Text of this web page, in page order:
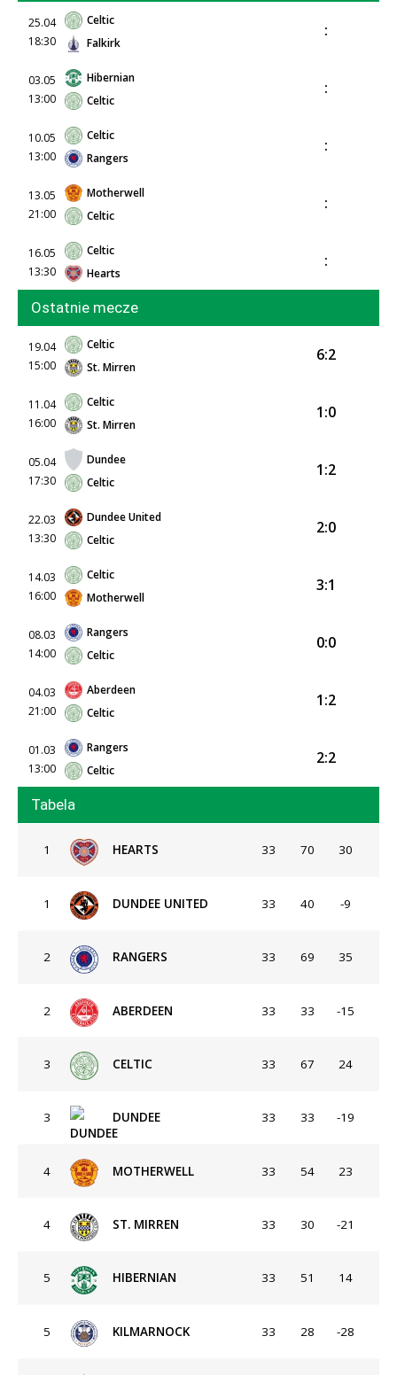
25.04
18:30
Celtic
Falkirk
:
03.05
13:00
Hibernian
Celtic
:
10.05
13:00
Celtic
Rangers
:
13.05
21:00
Motherwell
Celtic
:
16.05
13:30
Celtic
Hearts
:
Ostatnie mecze
19.04
15:00
Celtic
St. Mirren
6:2
11.04
16:00
Celtic
St. Mirren
1:0
05.04
17:30
Dundee
Celtic
1:2
22.03
13:30
Dundee United
Celtic
2:0
14.03
16:00
Celtic
Motherwell
3:1
08.03
14:00
Rangers
Celtic
0:0
04.03
21:00
Aberdeen
Celtic
1:2
01.03
13:00
Rangers
Celtic
2:2
Tabela
1 HEARTS 33 70 30
1 DUNDEE UNITED 33 40 -9
2 RANGERS 33 69 35
2 ABERDEEN 33 33 -15
3 CELTIC 33 67 24
3 DUNDEE 33 33 -19
4 MOTHERWELL 33 54 23
4 ST. MIRREN 33 30 -21
5 HIBERNIAN 33 51 14
5 KILMARNOCK 33 28 -28